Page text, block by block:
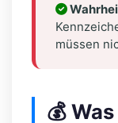
müssen
💰